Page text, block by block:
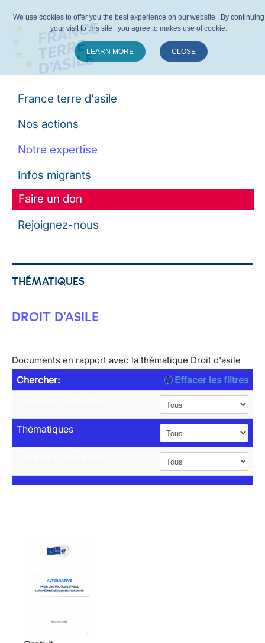
France terre d'asile
Nos actions
Notre expertise
Infos migrants
Faire un don
Rejoignez-nous
THÉMATIQUES
DROIT D'ASILE
Documents en rapport avec la thématique Droit d'asile
Chercher:
Effacer les filtres
Thématiques
We use cookies to offer you the best experience on our website . By continuing
your visit to this site , you agree to makes use of cookie.
LEARN MORE CLOSE